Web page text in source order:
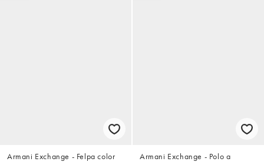
Armani Exchange - Felpa color
Armani Exchange - Polo a